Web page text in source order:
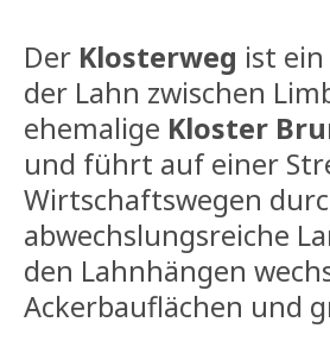
Der Klosterweg ist
der Lahn zwischen
ehemalige Kloster
und führt auf einer
Wirtschaftswegen
abwechslungsreiche
den Lahnhängen
Ackerbauflächen und